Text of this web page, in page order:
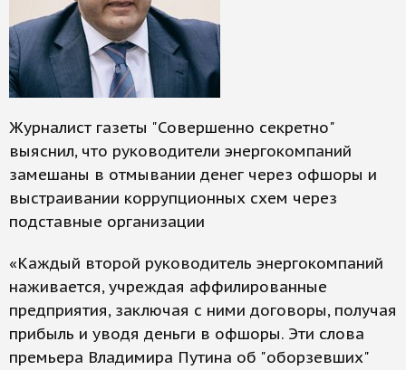
Журналист газеты "Совершенно секретно"
выяснил, что руководители энергокомпаний
замешаны в отмывании денег через офшоры и
выстраивании коррупционных схем через
подставные организации
«Каждый второй руководитель энергокомпаний
наживается, учреждая аффилированные
предприятия, заключая с ними договоры, получая
прибыль и уводя деньги в офшоры. Эти слова
премьера Владимира Путина об "оборзевших"